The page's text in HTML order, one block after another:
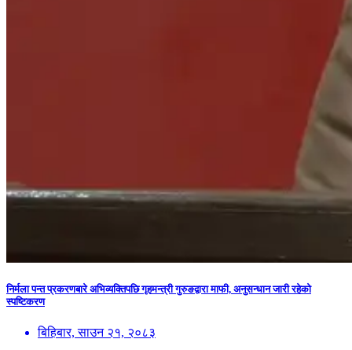
निर्मला पन्त प्रकरणबारे अभिव्यक्तिपछि गृहमन्त्री गुरुङद्वारा माफी, अनुसन्धान जारी रहेको
स्पष्टिकरण
बिहिबार, साउन २१, २०८३